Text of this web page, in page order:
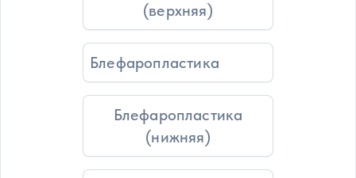
(верхняя)
Блефаропластика
Блефаропластика
(нижняя)